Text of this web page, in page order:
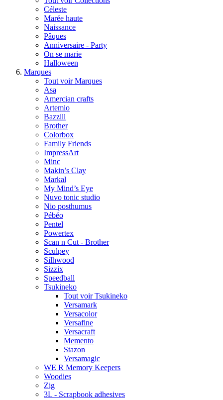
Céleste
Marée haute
Naissance
Pâques
Anniversaire - Party
On se marie
Halloween
Marques
Tout voir Marques
Asa
Amercian crafts
Artemio
Bazzill
Brother
Colorbox
Family Friends
ImpressArt
Minc
Makin’s Clay
Markal
My Mind’s Eye
Nuvo tonic studio
Nio posthumus
Pébéo
Pentel
Powertex
Scan n Cut - Brother
Sculpey
Silhwood
Sizzix
Speedball
Tsukineko
Tout voir Tsukineko
Versamark
Versacolor
Versafine
Versacraft
Memento
Stazon
Versamagic
WE R Memory Keepers
Woodies
Zig
3L - Scrapbook adhesives